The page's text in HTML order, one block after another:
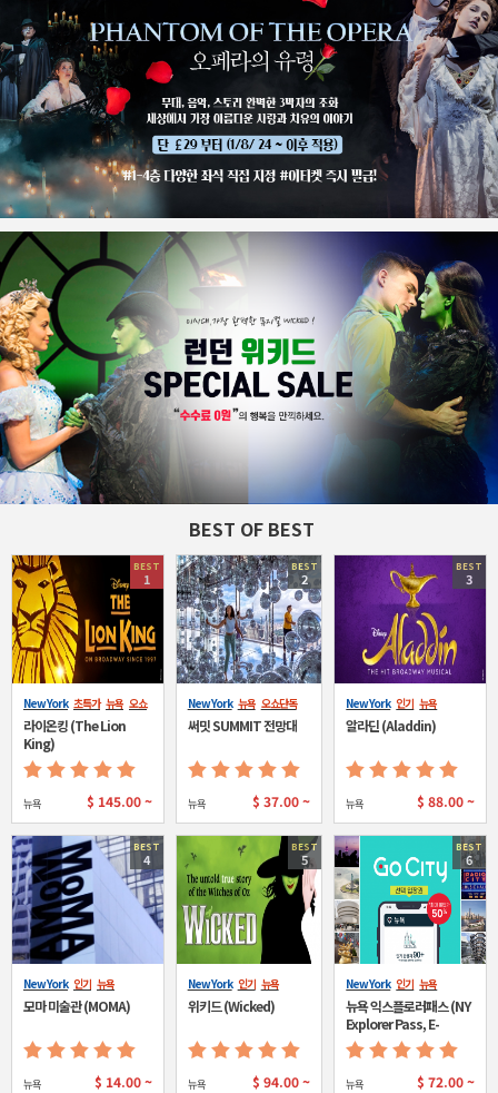
BEST OF BEST
BEST
1
New York 초특가 뉴욕 오쇼
단독
라이온킹 (The Lion
King)
뉴욕 $ 145.00 ~
BEST
2
New York 뉴욕 오쇼단독
써밋 SUMMIT 전망대
뉴욕 $37.00 ~
BEST
3
New York 인기 뉴욕
알라딘 (Aladdin)
뉴욕 $ 88.00 ~
BEST
4
New York 인기 뉴욕
모마 미술관 (MOMA)
뉴욕 $ 14.00 ~
BEST
5
New York 인기 뉴욕
위키드 (Wicked)
뉴욕 $94.00 ~
BEST
6
New York 인기 뉴욕
뉴욕 익스플로러패스 (NY
Explorer Pass, E-
ticket)
뉴욕 $ 72.00 ~